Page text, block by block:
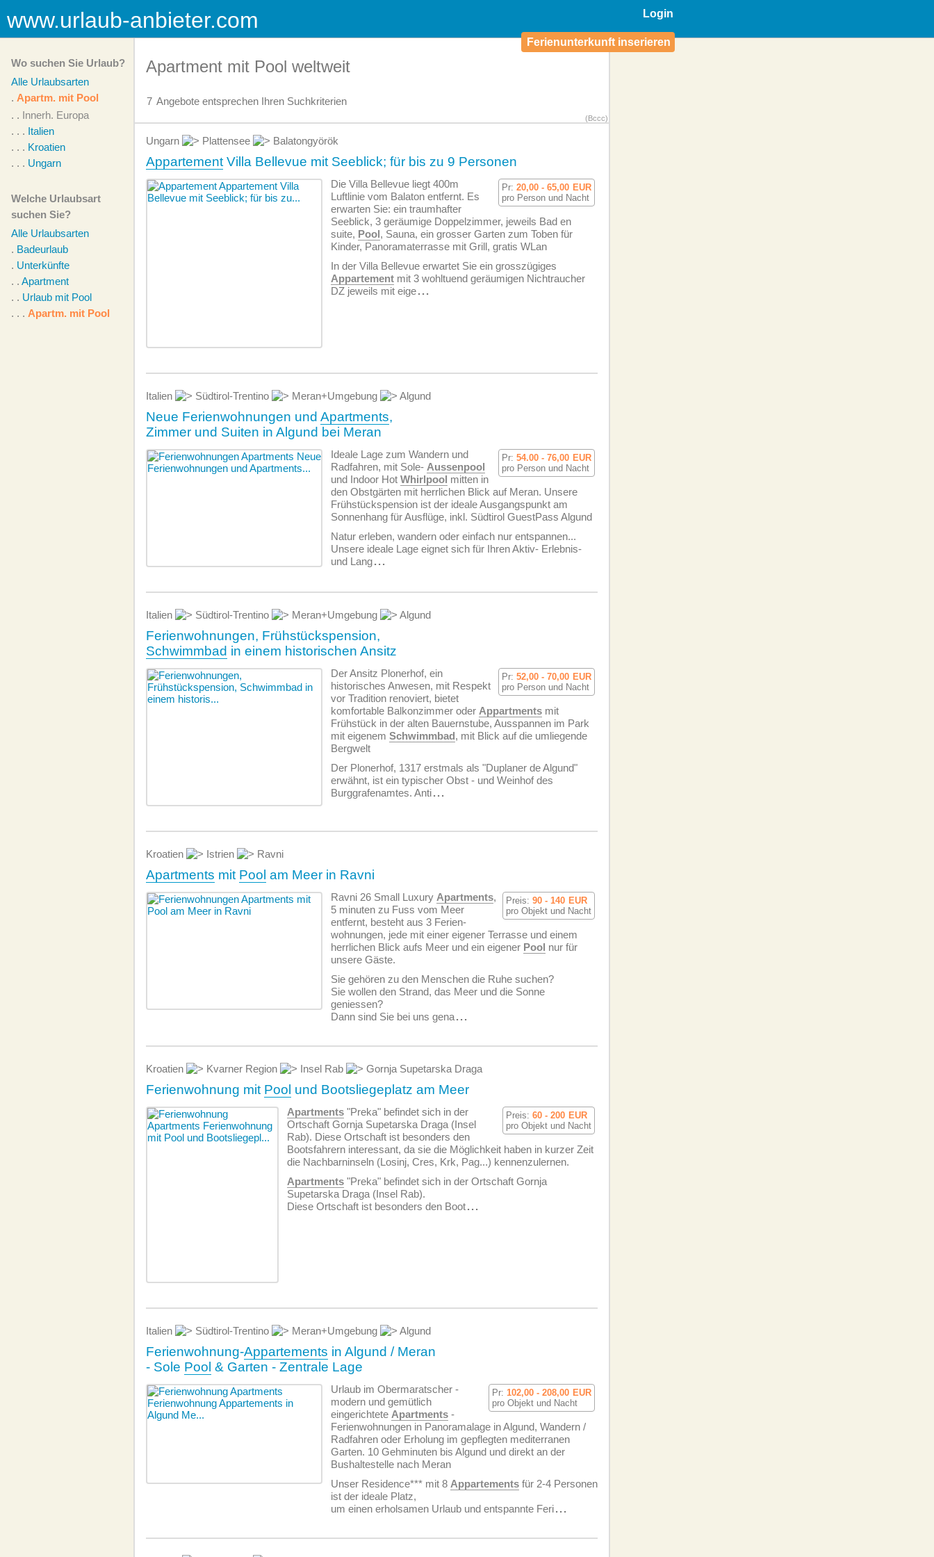
Login
Ferienunterkunft inserieren
www.urlaub-anbieter.com
Wo suchen Sie Urlaub?
Alle Urlaubsarten
. Apartm. mit Pool
. . Innerh. Europa
. . . Italien
. . . Kroatien
. . . Ungarn
Welche Urlaubsart
suchen Sie?
Alle Urlaubsarten
. Badeurlaub
. Unterkünfte
. . Apartment
. . Urlaub mit Pool
. . . Apartm. mit Pool
Apartment mit Pool weltweit
7 Angebote entsprechen Ihren Suchkriterien
(Bccc)
Ungarn Plattensee Balatongyörök
Appartement Villa Bellevue mit Seeblick; für bis zu 9 Personen
Pr: 20,00 - 65,00 EUR
pro Person und Nacht
Die Villa Bellevue liegt 400m
Luftlinie vom Balaton entfernt. Es
erwarten Sie: ein traumhafter
Seeblick, 3 geräumige Doppelzimmer, jeweils Bad en
suite, Pool, Sauna, ein grosser Garten zum Toben für
Kinder, Panoramaterrasse mit Grill, gratis WLan
In der Villa Bellevue erwartet Sie ein grosszügiges
Appartement mit 3 wohltuend geräumigen Nichtraucher
DZ jeweils mit eige...
Italien Südtirol-Trentino Meran+Umgebung Algund
Neue Ferienwohnungen und Apartments,
Zimmer und Suiten in Algund bei Meran
Pr: 54.00 - 76,00 EUR
pro Person und Nacht
Ideale Lage zum Wandern und
Radfahren, mit Sole- Aussenpool
und Indoor Hot Whirlpool mitten in
den Obstgärten mit herrlichen Blick auf Meran. Unsere
Frühstückspension ist der ideale Ausgangspunkt am
Sonnenhang für Ausflüge, inkl. Südtirol GuestPass Algund
Natur erleben, wandern oder einfach nur entspannen...
Unsere ideale Lage eignet sich für Ihren Aktiv- Erlebnis-
und Lang...
Italien Südtirol-Trentino Meran+Umgebung Algund
Ferienwohnungen, Frühstückspension,
Schwimmbad in einem historischen Ansitz
Pr: 52,00 - 70,00 EUR
pro Person und Nacht
Der Ansitz Plonerhof, ein
historisches Anwesen, mit Respekt
vor Tradition renoviert, bietet
komfortable Balkonzimmer oder Appartments mit
Frühstück in der alten Bauernstube, Ausspannen im Park
mit eigenem Schwimmbad, mit Blick auf die umliegende
Bergwelt
Der Plonerhof, 1317 erstmals als "Duplaner de Algund"
erwähnt, ist ein typischer Obst - und Weinhof des
Burggrafenamtes. Anti...
Kroatien Istrien Ravni
Apartments mit Pool am Meer in Ravni
Preis: 90 - 140 EUR
pro Objekt und Nacht
Ravni 26 Small Luxury Apartments,
5 minuten zu Fuss vom Meer
entfernt, besteht aus 3 Ferien­
wohnungen, jede mit einer eigener Terrasse und einem
herrlichen Blick aufs Meer und ein eigener Pool nur für
unsere Gäste.
Sie gehören zu den Menschen die Ruhe suchen?
Sie wollen den Strand, das Meer und die Sonne
geniessen?
Dann sind Sie bei uns gena...
Kroatien Kvarner Region Insel Rab Gornja Supetarska Draga
Ferienwohnung mit Pool und Bootsliegeplatz am Meer
Preis: 60 - 200 EUR
pro Objekt und Nacht
Apartments "Preka" befindet sich in der
Ortschaft Gornja Supetarska Draga (Insel
Rab). Diese Ortschaft ist besonders den
Bootsfahrern interessant, da sie die Möglichkeit haben in kurzer Zeit
die Nachbarninseln (Losinj, Cres, Krk, Pag...) kennenzulernen.
Apartments "Preka" befindet sich in der Ortschaft Gornja
Supetarska Draga (Insel Rab).
Diese Ortschaft ist besonders den Boot...
Italien Südtirol-Trentino Meran+Umgebung Algund
Ferienwohnung-Appartements in Algund / Meran
- Sole Pool & Garten - Zentrale Lage
Pr: 102,00 - 208,00 EUR
pro Objekt und Nacht
Urlaub im Obermaratscher -
modern und gemütlich
eingerichtete Apartments -
Ferien­wohnungen in Panoramalage in Algund, Wandern /
Radfahren oder Erholung im gepflegten mediterranen
Garten. 10 Gehminuten bis Algund und direkt an der
Bushaltestelle nach Meran
Unser Residence*** mit 8 Appartements für 2-4 Personen
ist der ideale Platz,
um einen erholsamen Urlaub und entspannte Feri...